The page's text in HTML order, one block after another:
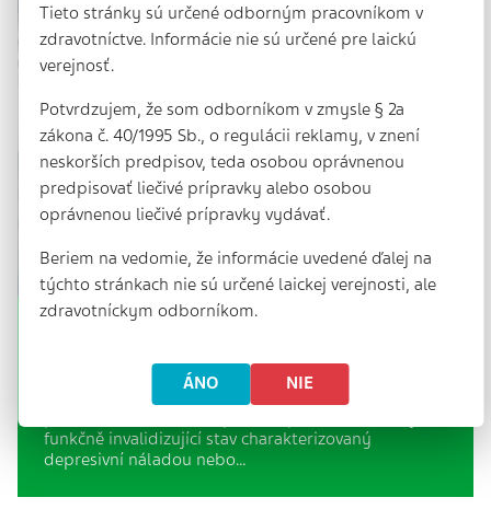
5 min. | 1. 12. 2023
Depresivní fáze (depresivní porucha) známá také
funkčně invalidizující stav charakterizovaný
depresivní náladou nebo…
Tieto stránky sú určené odborným pracovníkom v
zdravotníctve. Informácie nie sú určené pre laickú
verejnosť.
Potvrdzujem, že som odborníkom v zmysle § 2a
zákona č. 40/1995 Sb., o regulácii reklamy, v znení
neskorších predpisov, teda osobou oprávnenou
predpisovať liečivé prípravky alebo osobou
oprávnenou liečivé prípravky vydávať.
Beriem na vedomie, že informácie uvedené ďalej na
týchto stránkach nie sú určené laickej verejnosti, ale
zdravotníckym odborníkom.
ÁNO NIE